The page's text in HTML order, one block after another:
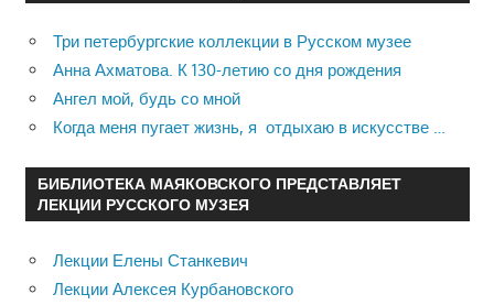
Три петербургские коллекции в Русском музее
Анна Ахматова. К 130-летию со дня рождения
Ангел мой, будь со мной
Когда меня пугает жизнь, я отдыхаю в искусстве …
БИБЛИОТЕКА МАЯКОВСКОГО ПРЕДСТАВЛЯЕТ
ЛЕКЦИИ РУССКОГО МУЗЕЯ
Лекции Елены Станкевич
Лекции Алексея Курбановского